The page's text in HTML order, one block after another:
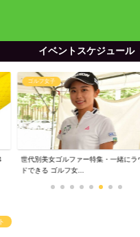
イベントスケジュール
ゴルフ女子
世代別美女ゴルファー特集・一緒にラ
ドできる ゴルフ女...